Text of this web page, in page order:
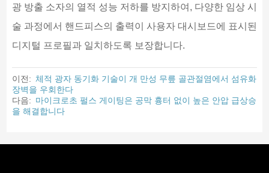
광 방출 소자의 열적 성능 저하를 방지하여, 다양한 임상 시
술 과정에서 핸드피스의 출력이 사용자 대시보드에 표시된
디지털 프로필과 일치하도록 보장합니다.
이전: 체적 광자 동기화 기술이 개 만성 무릎 골관절염에서 섬유화
장벽을 우회한다
다음: 마이크로초 펄스 게이팅은 공막 흉터 없이 높은 안압 급상승
을 해결합니다